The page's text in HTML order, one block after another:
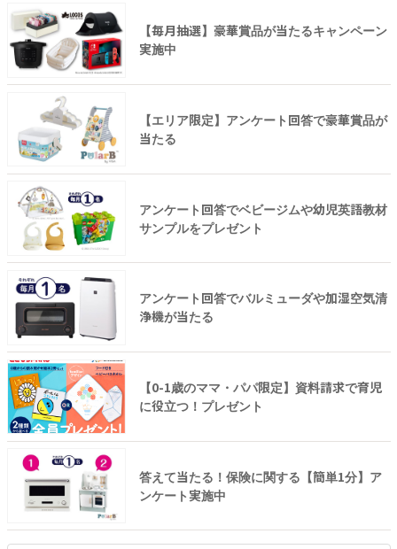
【毎月抽選】豪華賞品が当たるキャンペーン
実施中
【エリア限定】アンケート回答で豪華賞品が
当たる
アンケート回答でベビージムや幼児英語教材
サンプルをプレゼント
アンケート回答でバルミューダや加湿空気清
浄機が当たる
【0-1歳のママ・パパ限定】資料請求で育児
に役立つ！プレゼント
答えて当たる！保険に関する【簡単1分】ア
ンケート実施中